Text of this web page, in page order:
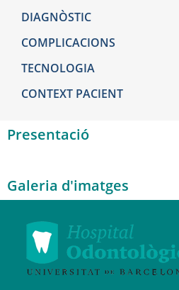
DIAGNÒSTIC
COMPLICACIONS
TECNOLOGIA
CONTEXT PACIENT
Presentació
Galeria d'imatges